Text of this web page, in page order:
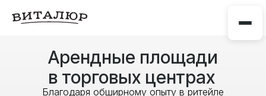
Арендные площади
в торговых центрах
Благодаря обширному опыту в ритейле